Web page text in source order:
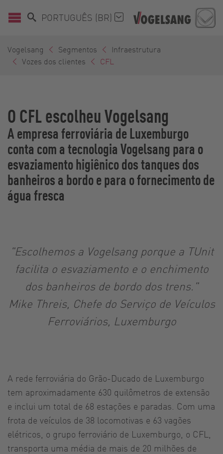
PORTUGUÊS (BR)
Vogelsang Segmentos
Infraestrutura
Vozes dos clientes
CFL
O CFL escolheu Vogelsang
A empresa ferroviária de Luxemburgo
conta com a tecnologia Vogelsang para o
esvaziamento higiênico dos tanques dos
banheiros a bordo e para o fornecimento de
água fresca
"Escolhemos a Vogelsang porque a TUnit
facilita o esvaziamento e o enchimento
dos banheiros de bordo dos trens."
Mike Threis, Chefe do Serviço de Veículos
Ferroviários, Luxemburgo
A rede ferroviária do Grão-Ducado de Luxemburgo
tem aproximadamente 630 quilômetros de extensão
e inclui um total de 68 estações e paradas. Com uma
frota de veículos de 38 locomotivas e 63 vagões
elétricos, o grupo ferroviário de Luxemburgo, o CFL,
transporta uma média de mais de 20 milhões de